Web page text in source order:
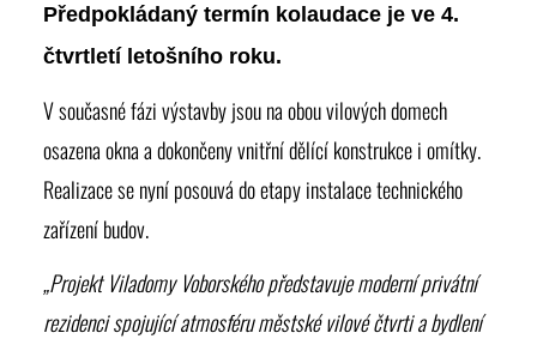
Předpokládaný termín kolaudace je ve 4.
čtvrtletí letošního roku.
V současné fázi výstavby jsou na obou vilových domech
osazena okna a dokončeny vnitřní dělící konstrukce i omítky.
Realizace se nyní posouvá do etapy instalace technického
zařízení budov.
„ProjektViladomy Voborskéhopředstavuje moderní privátní
rezidenci spojující atmosféru městské vilové čtvrti a bydlení